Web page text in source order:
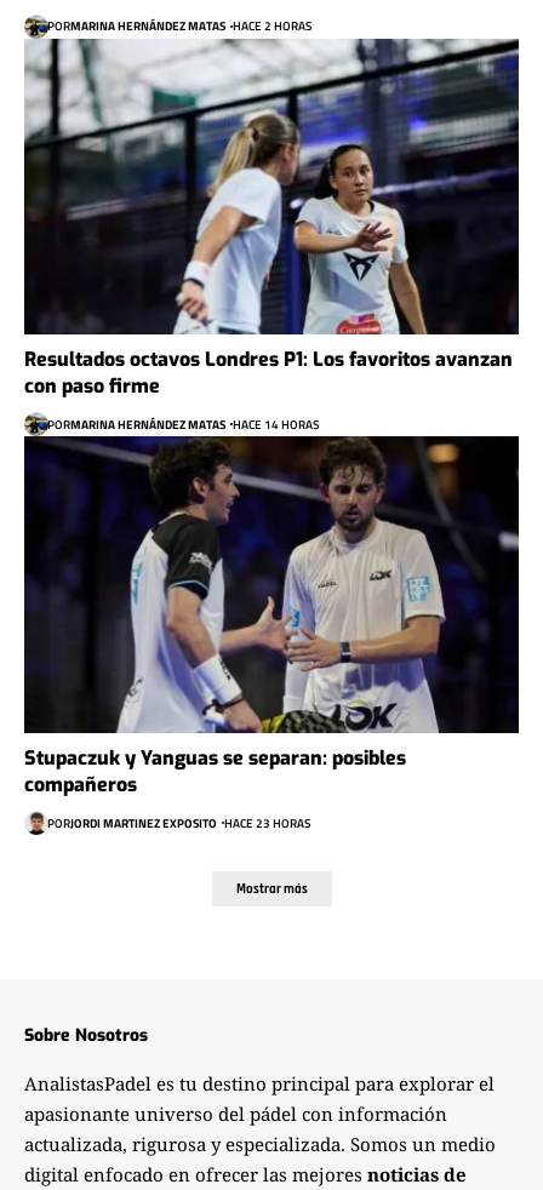
PORMARINA HERNÁNDEZ MATAS HACE 2 HORAS
Resultados octavos Londres P1: Los favoritos avanzan
con paso firme
PORMARINA HERNÁNDEZ MATAS HACE 14 HORAS
Stupaczuk y Yanguas se separan: posibles
compañeros
PORJORDI MARTINEZ EXPOSITO HACE 23 HORAS
Mostrar más
Sobre Nosotros
AnalistasPadel es tu destino principal para explorar el
apasionante universo del pádel con información
actualizada, rigurosa y especializada. Somos un medio
digital enfocado en ofrecer las mejores noticias de